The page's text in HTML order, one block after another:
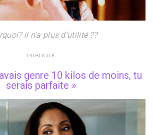
il n’a plus d’utilité ??
PUBLICITÉ
genre 10 kilos de moins, tu
serais parfaite »